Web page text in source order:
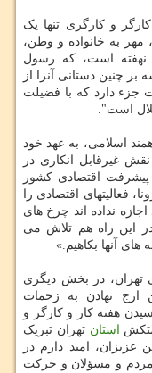
و کارگری تنها یک
مهر به خانواده و وطن،
نهفته است، که رسول
بر چنین دستانی آنرا از
جزء دارد که با فضیلت
است".
اسلامی، به عهد خود
غیرقابل انکاری در
اقتصادی کشور
فعالیتهای اقتصادی را
اجازه نداده اند چرخ های
این راه هم تلاش می
های آنها بکاهیم.»
تهران، در بخش دیگری
ارج نهادن به زحمات
هفته کار و کارگر و
استان تهران تبریک
عزیزان، امید دارم در
و مسؤلان و حرکت